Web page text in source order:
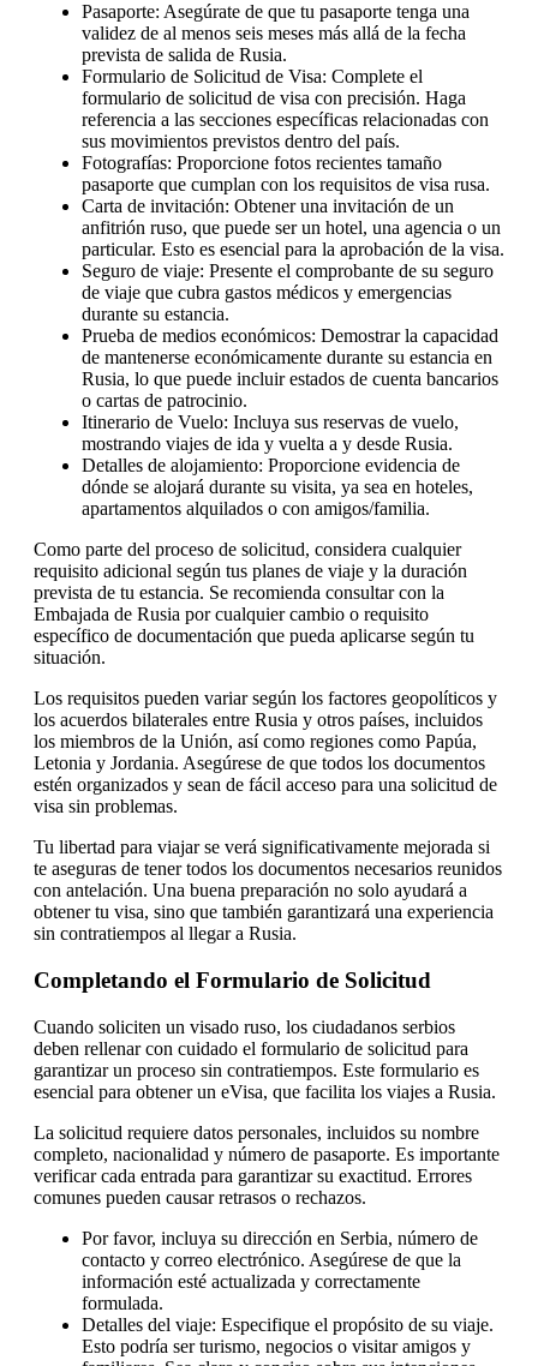
Pasaporte: Asegúrate de que tu pasaporte tenga una
validez de al menos seis meses más allá de la fecha
prevista de salida de Rusia.
Formulario de Solicitud de Visa: Complete el
formulario de solicitud de visa con precisión. Haga
referencia a las secciones específicas relacionadas con
sus movimientos previstos dentro del país.
Fotografías: Proporcione fotos recientes tamaño
pasaporte que cumplan con los requisitos de visa rusa.
Carta de invitación: Obtener una invitación de un
anfitrión ruso, que puede ser un hotel, una agencia o un
particular. Esto es esencial para la aprobación de la visa.
Seguro de viaje: Presente el comprobante de su seguro
de viaje que cubra gastos médicos y emergencias
durante su estancia.
Prueba de medios económicos: Demostrar la capacidad
de mantenerse económicamente durante su estancia en
Rusia, lo que puede incluir estados de cuenta bancarios
o cartas de patrocinio.
Itinerario de Vuelo: Incluya sus reservas de vuelo,
mostrando viajes de ida y vuelta a y desde Rusia.
Detalles de alojamiento: Proporcione evidencia de
dónde se alojará durante su visita, ya sea en hoteles,
apartamentos alquilados o con amigos/familia.
Como parte del proceso de solicitud, considera cualquier
requisito adicional según tus planes de viaje y la duración
prevista de tu estancia. Se recomienda consultar con la
Embajada de Rusia por cualquier cambio o requisito
específico de documentación que pueda aplicarse según tu
situación.
Los requisitos pueden variar según los factores geopolíticos y
los acuerdos bilaterales entre Rusia y otros países, incluidos
los miembros de la Unión, así como regiones como Papúa,
Letonia y Jordania. Asegúrese de que todos los documentos
estén organizados y sean de fácil acceso para una solicitud de
visa sin problemas.
Tu libertad para viajar se verá significativamente mejorada si
te aseguras de tener todos los documentos necesarios reunidos
con antelación. Una buena preparación no solo ayudará a
obtener tu visa, sino que también garantizará una experiencia
sin contratiempos al llegar a Rusia.
Completando el Formulario de Solicitud
Cuando soliciten un visado ruso, los ciudadanos serbios
deben rellenar con cuidado el formulario de solicitud para
garantizar un proceso sin contratiempos. Este formulario es
esencial para obtener un eVisa, que facilita los viajes a Rusia.
La solicitud requiere datos personales, incluidos su nombre
completo, nacionalidad y número de pasaporte. Es importante
verificar cada entrada para garantizar su exactitud. Errores
comunes pueden causar retrasos o rechazos.
Por favor, incluya su dirección en Serbia, número de
contacto y correo electrónico. Asegúrese de que la
información esté actualizada y correctamente
formulada.
Detalles del viaje: Especifique el propósito de su viaje.
Esto podría ser turismo, negocios o visitar amigos y